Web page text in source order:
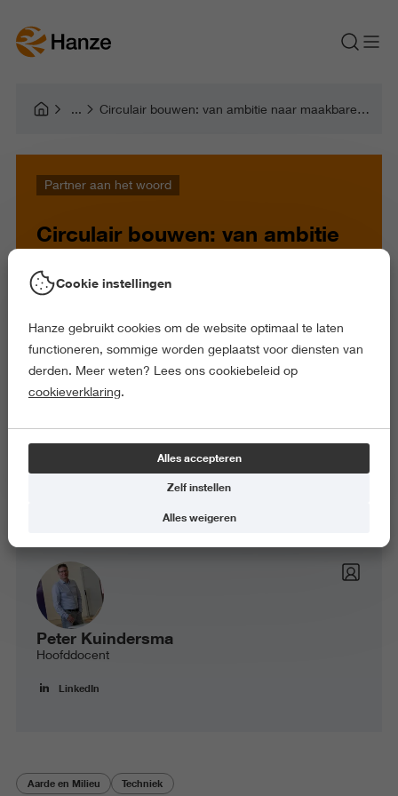
Circulair bouwen: van ambitie naar maakbare plannen
Circulair bouwen: van ambitie
naar maakbare plannen
Partner aan het woord
Peter Kuindersma
Hoofddocent
LinkedIn
Aarde en Milieu Techniek
Cookie instellingen
Hanze gebruikt cookies om de website optimaal te laten
functioneren, sommige worden geplaatst voor diensten van
derden. Meer weten? Lees ons cookiebeleid op
cookieverklaring.
Alles accepteren
Zelf instellen
Alles weigeren